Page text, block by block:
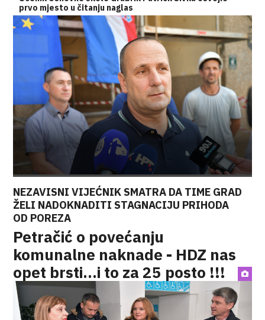
prvo mjesto u čitanju naglas
NEZAVISNI VIJEĆNIK SMATRA DA TIME GRAD
ŽELI NADOKNADITI STAGNACIJU PRIHODA
OD POREZA
Petračić o povećanju
komunalne naknade - HDZ nas
opet brsti...i to za 25 posto !!!